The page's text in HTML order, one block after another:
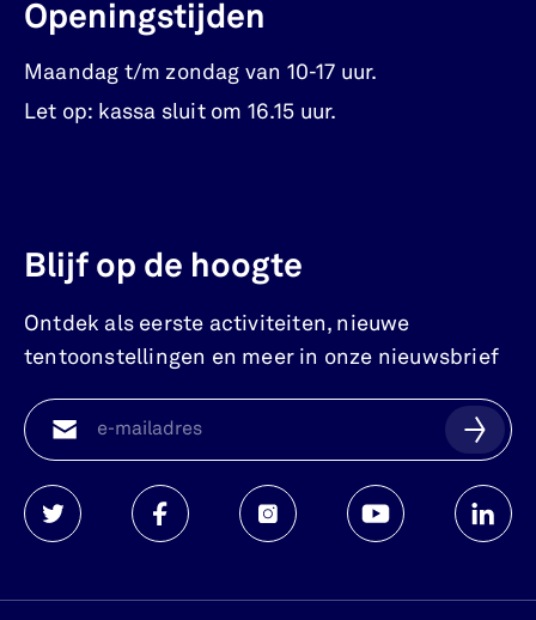
Openingstijden
Maandag t/m zondag van 10-17 uur.
Let op: kassa sluit om 16.15 uur.
Blijf op de hoogte
Ontdek als eerste activiteiten, nieuwe
tentoonstellingen en meer in onze nieuwsbrief